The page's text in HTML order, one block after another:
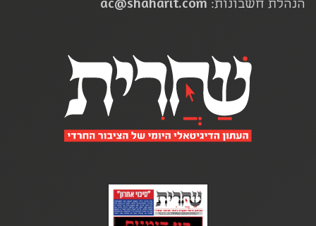
הנהלת חשבונות: